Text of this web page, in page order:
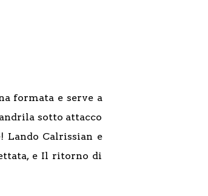
formata e serve a
sotto attacco
Lando Calrissian e
e Il ritorno di